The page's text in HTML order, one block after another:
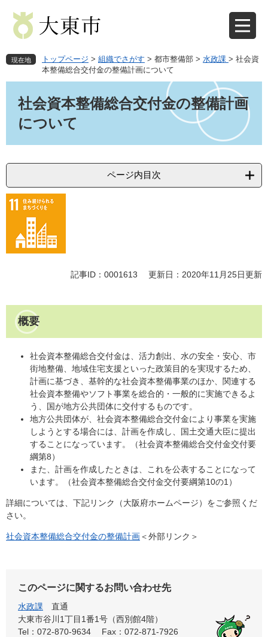
先
で
を
ば
へ
現在地 トップページ > 組織でさがす > 都市整備部 > 水政課 > 社会資
本整備総合交付金の整備計画について
社会資本整備総合交付金の整備計画
について
ページ内目次
記事ID：0001613 更新日：2020年11月25日更新
概要
社会資本整備総合交付金は、活力創出、水の安全・安心、市
街地整備、地域住宅支援といった政策目的を実現するため、
計画に基づき、基幹的な社会資本整備事業のほか、関連する
社会資本整備やソフト事業を総合的・一般的に実施できるよ
う、国が地方公共団体に交付するものです。
地方公共団体が、社会資本整備総合交付金により事業を実施
しようとする場合には、計画を作成し、国土交通大臣に提出
することになっています。（社会資本整備総合交付金交付要
綱第8）
また、計画を作成したときは、これを公表することになって
います。（社会資本整備総合交付金交付要綱第10の1）
詳細については、下記リンク（大阪府ホームページ）をご参照くだ
さい。
社会資本整備総合交付金の整備計画＜外部リンク＞
このページに関するお問い合わせ先
水政課
直通
大東市谷川1丁目1番1号（西別館4階）
Tel：072-870-9634
Fax：072-871-7926